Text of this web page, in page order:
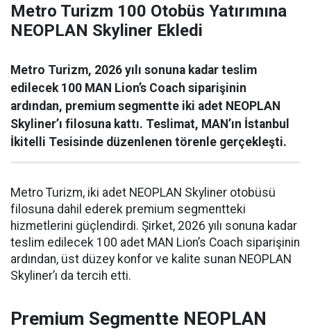
Metro Turizm 100 Otobüs Yatırımına
NEOPLAN Skyliner Ekledi
Metro Turizm, 2026 yılı sonuna kadar teslim
edilecek 100 MAN Lion’s Coach siparişinin
ardından, premium segmentte iki adet NEOPLAN
Skyliner’ı filosuna kattı. Teslimat, MAN’ın İstanbul
İkitelli Tesisinde düzenlenen törenle gerçekleşti.
Metro Turizm, iki adet NEOPLAN Skyliner otobüsü
filosuna dahil ederek premium segmentteki
hizmetlerini güçlendirdi. Şirket, 2026 yılı sonuna kadar
teslim edilecek 100 adet MAN Lion’s Coach siparişinin
ardından, üst düzey konfor ve kalite sunan NEOPLAN
Skyliner’ı da tercih etti.
Premium Segmentte NEOPLAN